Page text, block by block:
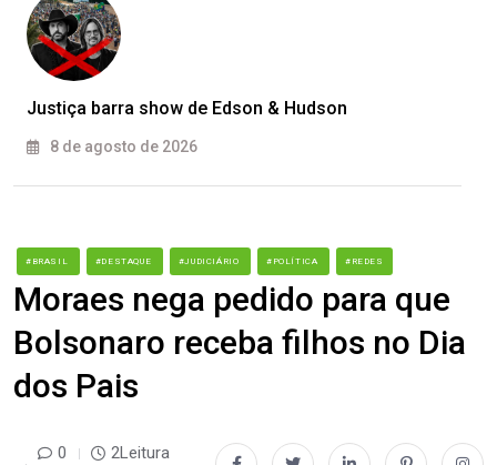
Justiça barra show de Edson & Hudson
8 de agosto de 2026
#BRASIL #DESTAQUE #JUDICIÁRIO #POLÍTICA #REDES
Moraes nega pedido para que
Bolsonaro receba filhos no Dia
dos Pais
0 2Leitura